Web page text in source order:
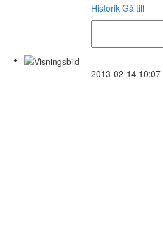
Historik Gå till
2013-02-14 10:07